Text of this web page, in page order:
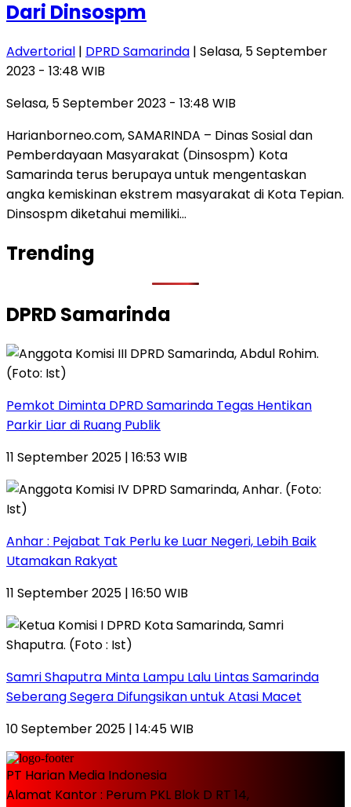
Dari Dinsospm
Advertorial | DPRD Samarinda | Selasa, 5 September
2023 - 13:48 WIB
Selasa, 5 September 2023 - 13:48 WIB
Harianborneo.com, SAMARINDA – Dinas Sosial dan
Pemberdayaan Masyarakat (Dinsospm) Kota
Samarinda terus berupaya untuk mengentaskan
angka kemiskinan ekstrem masyarakat di Kota Tepian.
Dinsospm diketahui memiliki…
Trending
DPRD Samarinda
Pemkot Diminta DPRD Samarinda Tegas Hentikan
Parkir Liar di Ruang Publik
11 September 2025 | 16:53 WIB
Anhar : Pejabat Tak Perlu ke Luar Negeri, Lebih Baik
Utamakan Rakyat
11 September 2025 | 16:50 WIB
Samri Shaputra Minta Lampu Lalu Lintas Samarinda
Seberang Segera Difungsikan untuk Atasi Macet
10 September 2025 | 14:45 WIB
PT Harian Media Indonesia
Alamat Kantor : Perum PKL Blok D RT 14,